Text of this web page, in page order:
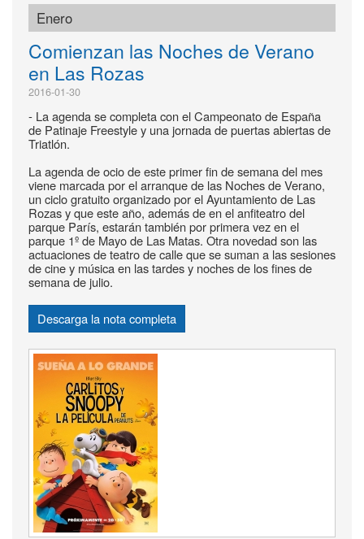
Enero
Comienzan las Noches de Verano
en Las Rozas
2016-01-30
- La agenda se completa con el Campeonato de España
de Patinaje Freestyle y una jornada de puertas abiertas de
Triatlón.
La agenda de ocio de este primer fin de semana del mes
viene marcada por el arranque de las Noches de Verano,
un ciclo gratuito organizado por el Ayuntamiento de Las
Rozas y que este año, además de en el anfiteatro del
parque París, estarán también por primera vez en el
parque 1º de Mayo de Las Matas. Otra novedad son las
actuaciones de teatro de calle que se suman a las sesiones
de cine y música en las tardes y noches de los fines de
semana de julio.
Descarga la nota completa